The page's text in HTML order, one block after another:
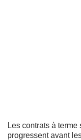
Les contrats à
progressent avant